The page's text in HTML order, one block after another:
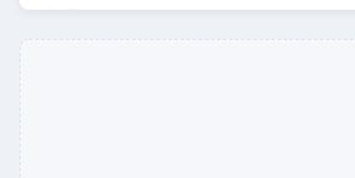
2017 2.157